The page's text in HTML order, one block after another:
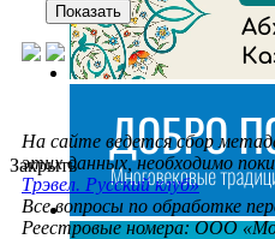
Показать
На сайте ведется сбор
этих данных, необходимо
Трэвел. Русский клуб»
Все вопросы по обработке
Реестровые номера: ООО
Закрыть